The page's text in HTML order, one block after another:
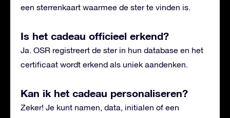
een sterrenkaart waarmee de ster te vinden is.
Is het cadeau officieel erkend?
Ja. OSR registreert de ster in hun database en het
certificaat wordt erkend als uniek aandenken.
Kan ik het cadeau personaliseren?
Zeker! Je kunt namen, data, initialen of een